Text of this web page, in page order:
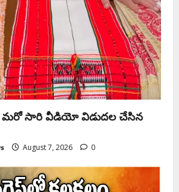
| మ‌రో సారి వీడియో విడుద‌ల చేసిన
August 7, 2026 0